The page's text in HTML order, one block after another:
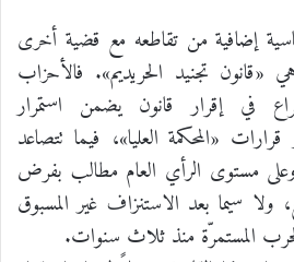
إضافية من تقاطعه مع قضية أخرى
«قانون تجنيد الحريديم». فالأحزاب
في إقرار قانون يضمن استمرار
«المحكمة العليا»، فيما تتصاعد
مستوى الرأي العام مطالب بفرض
ولا سيما بعد الاستنزاف غير المسبوق
المستمرّة منذ ثلاث سنوات.